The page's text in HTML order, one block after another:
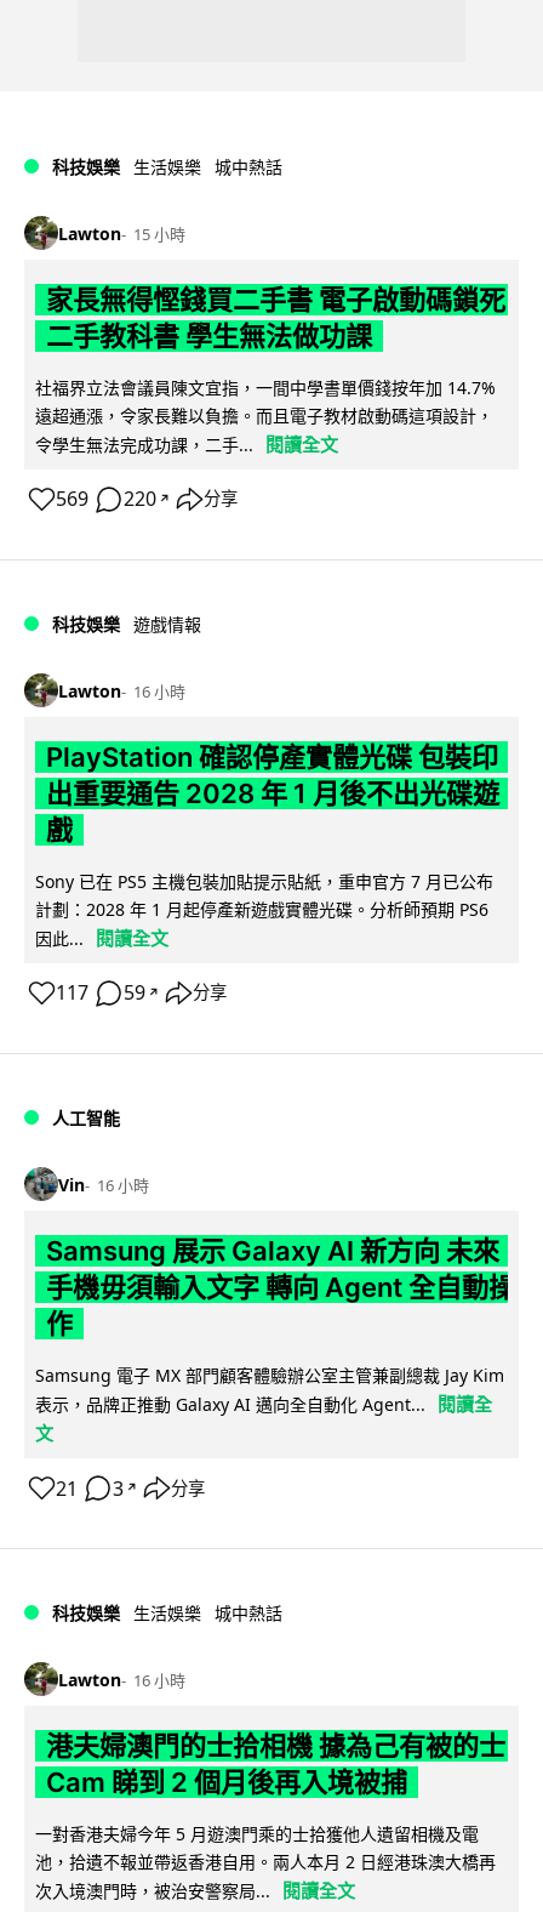
科技娛樂 生活娛樂 城中熱話
Lawton 15 小時
家長無得慳錢買二手書 電子啟動碼鎖死
二手教科書 學生無法做功課
社福界立法會議員陳文宜指，一間中學書單價錢按年加 14.7%
遠超通漲，令家長難以負擔。而且電子教材啟動碼這項設計，
令學生無法完成功課，二手...
閱讀全文
569 220 ↗ 分享
科技娛樂 遊戲情報
Lawton 16 小時
PlayStation 確認停產實體光碟 包裝印
出重要通告 2028 年 1 月後不出光碟遊
戲
Sony 已在 PS5 主機包裝加貼提示貼紙，重申官方 7 月已公布
計劃：2028 年 1 月起停產新遊戲實體光碟。分析師預期 PS6
因此...
閱讀全文
117 59 ↗ 分享
人工智能
Vin 16 小時
Samsung 展示 Galaxy AI 新方向 未來
手機毋須輸入文字 轉向 Agent 全自動操
作
Samsung 電子 MX 部門顧客體驗辦公室主管兼副總裁 Jay Kim
表示，品牌正推動 Galaxy AI 邁向全自動化 Agent...
閱讀全
文
21 3 ↗ 分享
科技娛樂 生活娛樂 城中熱話
Lawton 16 小時
港夫婦澳門的士拾相機 據為己有被的士
Cam 睇到 2 個月後再入境被捕
一對香港夫婦今年 5 月遊澳門乘的士拾獲他人遺留相機及電
池，拾遺不報並帶返香港自用。兩人本月 2 日經港珠澳大橋再
次入境澳門時，被治安警察局...
閱讀全文